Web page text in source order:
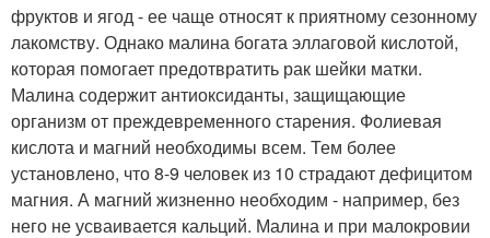
фруктов и ягод - ее чаще относят к приятному сезонному
лакомству. Однако малина богата эллаговой кислотой,
которая помогает предотвратить рак шейки матки.
Малина содержит антиоксиданты, защищающие
организм от преждевременного старения. Фолиевая
кислота и магний необходимы всем. Тем более
установлено, что 8-9 человек из 10 страдают дефицитом
магния. А магний жизненно необходим - например, без
него не усваивается кальций. Малина и при малокровии